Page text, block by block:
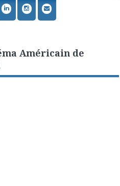
Américain de